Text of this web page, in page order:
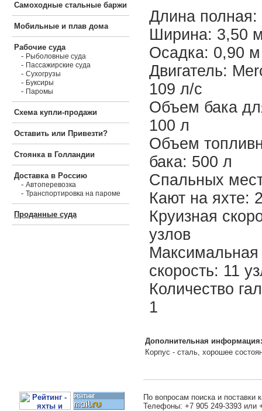
Самоходные стальные баржи
Мобильные и плав дома
Рабочие суда
- Рыболовные суда
- Пассажирские суда
- Сухогрузы
- Буксиры
- Паромы
Схема купли-продажи
Оставить или Привезти?
Стоянка в Голландии
Доставка в Россию
- Автоперевозка
- Транспортировка на пароме
Проданные суда
Длина
Ширина: 3,50
Осадка: 0,90 м
Двигатель:
109 л/с
Объем бака
100 л
Объем
бака: 500 л
Спальных
Кают на яхте:
Круизная
узлов
Максимальная
скорость: 11
Количество
1
Дополнительная информация:
Корпус - сталь, хорошее
По вопросам поиска и поставки
Телефоны: +7 905 249-3393 или